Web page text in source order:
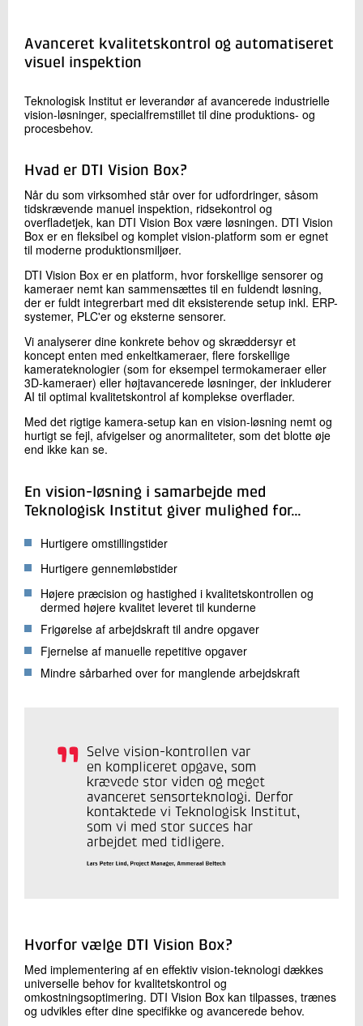
LinkedIn
Skriv til mig
Avanceret kvalitetskontrol og automatiseret
visuel inspektion
Teknologisk Institut er leverandør af avancerede industrielle
vision-løsninger, specialfremstillet til dine produktions- og
procesbehov.
Hvad er DTI Vision Box?
Når du som virksomhed står over for udfordringer, såsom
tidskrævende manuel inspektion, ridsekontrol og
overfladetjek, kan DTI Vision Box være løsningen. DTI Vision
Box er en fleksibel og komplet vision-platform som er egnet
til moderne produktionsmiljøer.
DTI Vision Box er en platform, hvor forskellige sensorer og
kameraer nemt kan sammensættes til en fuldendt løsning,
der er fuldt integrerbart med dit eksisterende setup inkl. ERP-
systemer, PLC'er og eksterne sensorer.
Vi analyserer dine konkrete behov og skræddersyr et
koncept enten med enkeltkameraer, flere forskellige
kamerateknologier (som for eksempel termokameraer eller
3D-kameraer) eller højtavancerede løsninger, der inkluderer
AI til optimal kvalitetskontrol af komplekse overflader.
Med det rigtige kamera-setup kan en vision-løsning nemt og
hurtigt se fejl, afvigelser og anormaliteter, som det blotte øje
end ikke kan se.
En vision-løsning i samarbejde med
Teknologisk Institut giver mulighed for…
Hurtigere omstillingstider
Hurtigere gennemløbstider
Højere præcision og hastighed i kvalitetskontrollen og
dermed højere kvalitet leveret til kunderne
Frigørelse af arbejdskraft til andre opgaver
Fjernelse af manuelle repetitive opgaver
Mindre sårbarhed over for manglende arbejdskraft
Hvorfor vælge DTI Vision Box?
Med implementering af en effektiv vision-teknologi dækkes
universelle behov for kvalitetskontrol og
omkostningsoptimering. DTI Vision Box kan tilpasses, trænes
og udvikles efter dine specifikke og avancerede behov.